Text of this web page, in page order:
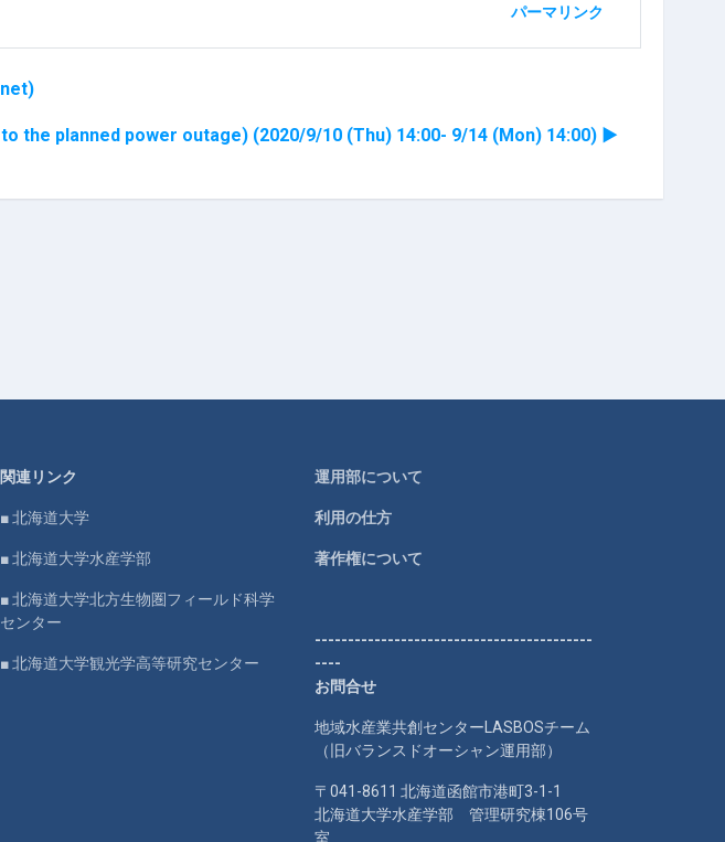
パーマリンク
the planned power outage) (2020/9/10 (Thu) 14:00- 9/14 (Mon) 14:00) ▶︎
関連リンク
■ 北海道大学
■ 北海道大学水産学部
■ 北海道大学北方生物圏フィールド科学
センター
■ 北海道大学観光学高等研究センター
運用部について
利用の仕方
著作権について
------------------------------------------
----
お問合せ
地域水産業共創センターLASBOSチーム
（旧バランスドオーシャン運用部）
〒041-8611 北海道函館市港町3-1-1
北海道大学水産学部 管理研究棟106号
室